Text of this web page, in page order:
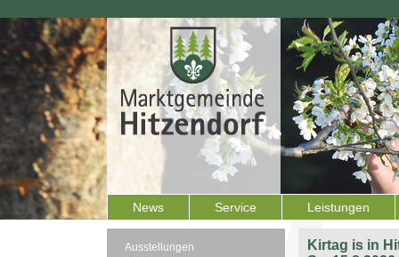
News Service Leistungen
Ausstellungen
Kirtag is in